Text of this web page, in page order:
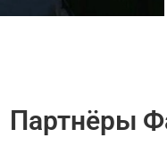
Партнёры